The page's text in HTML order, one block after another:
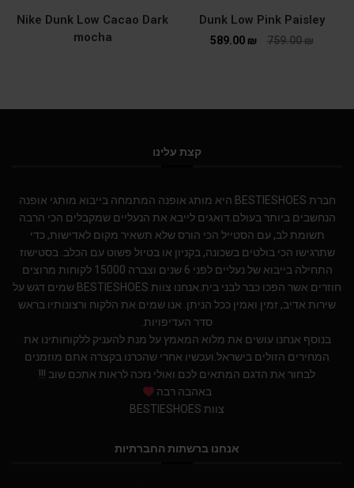
Dunk Low Pink Paisley
759.00₪
589.00 ₪
Nike Dunk Low Cacao Dark
mocha
קצת עלינו
חברת BESTIESHOES היא מותג אופנה המתמחה בייבוא מותגי אופנה
הנחשבים ביותר בעולם.דואגים לייבא את הנעליים שמקבלים הכי הרבה
תשומת לב, עם הסטייל הכי הורס שלא תשאיר מקום לאדישות, כדי
שתרגישו הכי בולטים בשכונה, בקניון או בטיול פשוט עם הכלב. בסטישוז
התחילה בייבוא של נעליים לפני 6 שנים וצברה 15000 לקוחות מרוצים
חוזרים אשר הפכו כבר לבני בית.אנחנו צוות BESTIESHOES שמים דגש על
שירות אדיב, זמין ואמין ככל הניתן. אנו שמים את הלקוח ורצונותיו בראש
סדר העדיפויות.
בנוסף אנחנו עושים את מלוא המאמץ על מנת להעניק ללקוחותינו את
המחירים הזולים בישראל.ועכשיו אחרי שהכרנו בקצרה אתם מוזמנים
לבחור את הדגם המתאים לכם ואולי נזכה לראות אתכם שוב !!!
באהבה רבה
צוות BESTIESHOES
אנחנו ברשתות החברתיות